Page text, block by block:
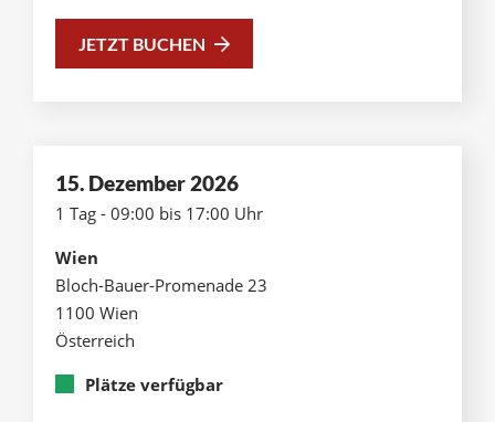
JETZT BUCHEN
15. Dezember 2026
1 Tag - 09:00 bis 17:00 Uhr
Wien
Bloch-Bauer-Promenade 23
1100 Wien
Österreich
Plätze verfügbar